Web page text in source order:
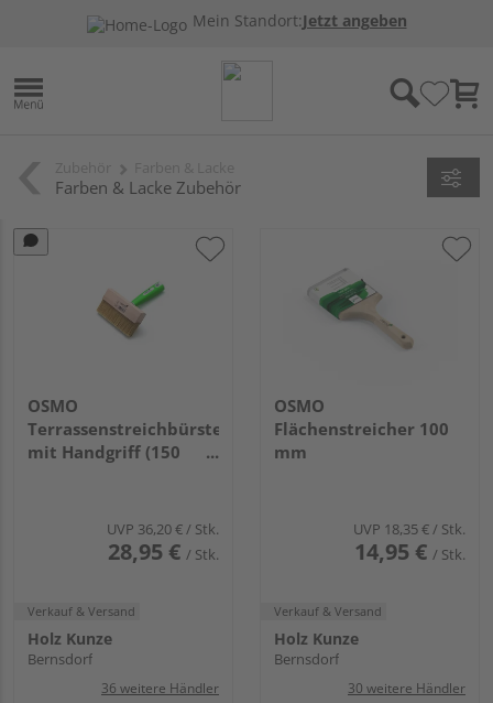
Mein Standort:Jetzt angeben
Farben & Lacke Zubehör
OSMO
Terrassenstreichbürste
mit Handgriff (150
UVP 36,20 €/ Stk.
28,95 € / Stk.
Verkauf & Versand
Holz Kunze
Bernsdorf
36 weitere Händler
OSMO
Flächenstreicher 100
mm
UVP 18,35 €/ Stk.
14,95 € / Stk.
Verkauf & Versand
Holz Kunze
Bernsdorf
30 weitere Händler